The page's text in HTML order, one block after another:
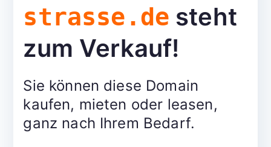
strasse.de steht
zum Verkauf!
Sie können diese Domain
kaufen, mieten oder leasen,
ganz nach Ihrem Bedarf.